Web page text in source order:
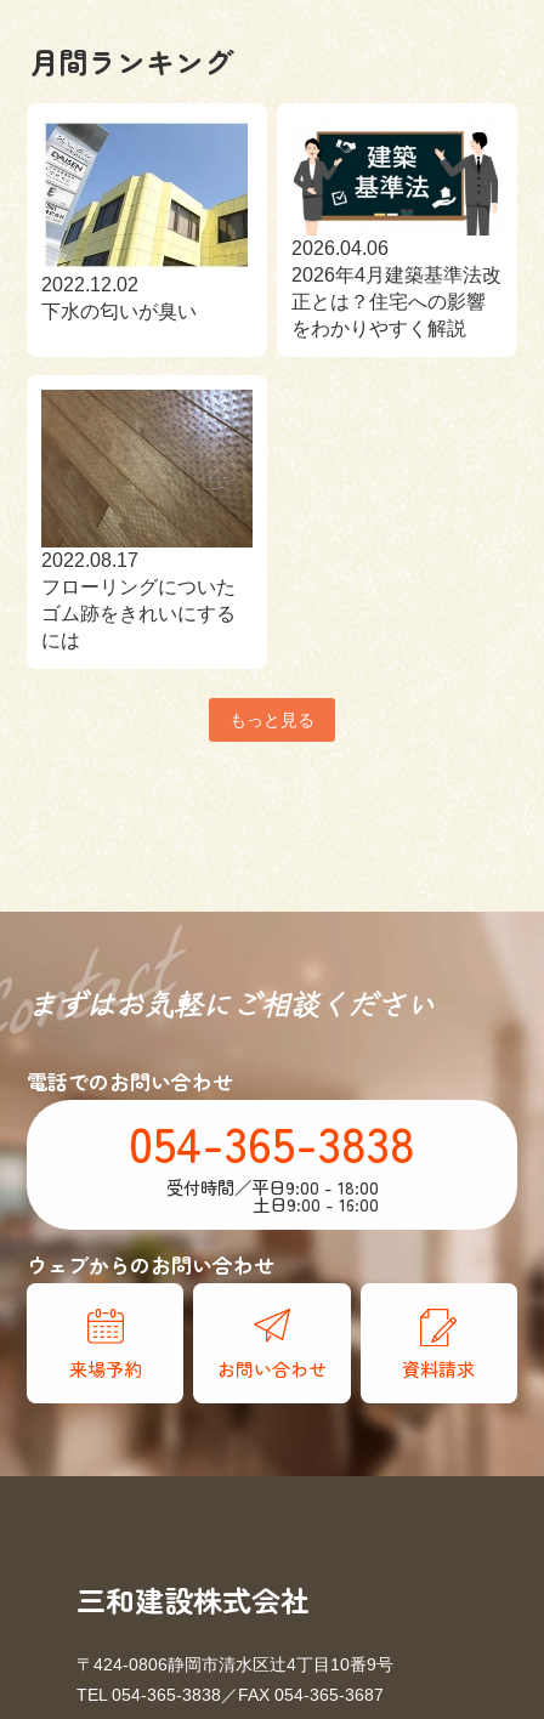
月間ランキング
2022.12.02
下水の匂いが臭い
2026.04.06
2026年4月建築基準法改
正とは？住宅への影響
をわかりやすく解説
2022.08.17
フローリングについた
ゴム跡をきれいにする
には
もっと見る
まずはお気軽にご相談ください
電話でのお問い合わせ
054-365-3838
受付時間／平日9:00 - 18:00
土日9:00 - 16:00
ウェブからのお問い合わせ
来場予約 お問い合わせ 資料請求
三和建設株式会社
〒424-0806静岡市清水区辻4丁目10番9号
TEL 054-365-3838／FAX 054-365-3687